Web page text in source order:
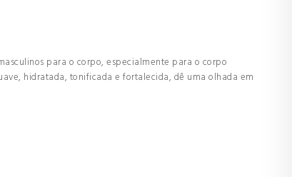
para o corpo, especialmente para o corpo
hidratada, tonificada e fortalecida, dê uma olhada em